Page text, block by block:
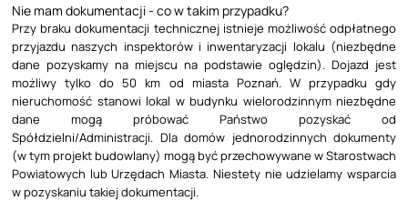
Nie mam dokumentacji - co w takim przypadku?
Przy braku dokumentacji technicznej istnieje możliwość odpłatnego
przyjazdu naszych inspektorów i inwentaryzacji lokalu (niezbędne
dane pozyskamy na miejscu na podstawie oględzin). Dojazd jest
możliwy tylko do 50 km od miasta Poznań. W przypadku gdy
nieruchomość stanowi lokal w budynku wielorodzinnym niezbędne
dane mogą próbować Państwo pozyskać od
Spółdzielni/Administracji. Dla domów jednorodzinnych dokumenty
(w tym projekt budowlany) mogą być przechowywane w Starostwach
Powiatowych lub Urzędach Miasta. Niestety nie udzielamy wsparcia
w pozyskaniu takiej dokumentacji.